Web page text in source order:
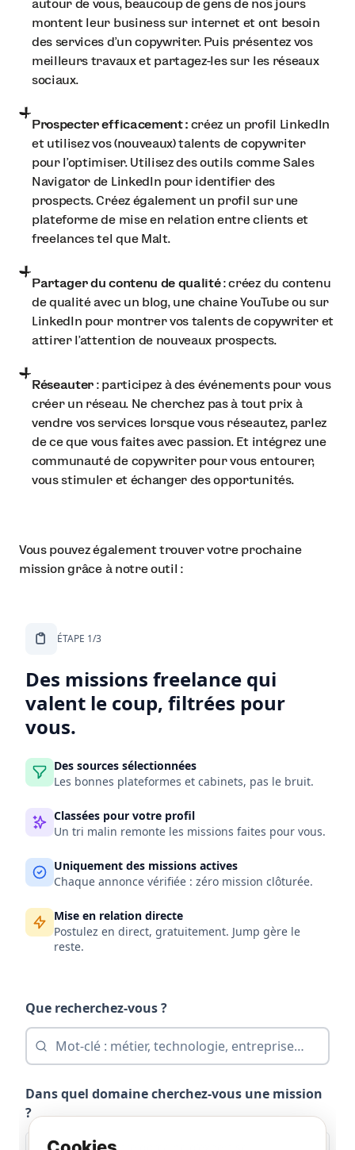
autour de vous, beaucoup de gens de nos jours
montent leur business sur internet et ont besoin
des services d’un copywriter. Puis présentez vos
meilleurs travaux et partagez-les sur les réseaux
sociaux.
Prospecter efficacement : créez un profil LinkedIn
et utilisez vos (nouveaux) talents de copywriter
pour l’optimiser. Utilisez des outils comme Sales
Navigator de LinkedIn pour identifier des
prospects. Créez également un profil sur une
plateforme de mise en relation entre clients et
freelances tel que Malt.
Partager du contenu de qualité: créez du contenu
de qualité avec un blog, une chaine YouTube ou sur
LinkedIn pour montrer vos talents de copywriter et
attirer l’attention de nouveaux prospects.
Réseauter : participez à des événements pour vous
créer un réseau. Ne cherchez pas à tout prix à
vendre vos services lorsque vous réseautez, parlez
de ce que vous faites avec passion. Et intégrez une
communauté de copywriter pour vous entourer,
vous stimuler et échanger des opportunités.
Vous pouvez également trouver votre prochaine
mission grâce à notre outil :